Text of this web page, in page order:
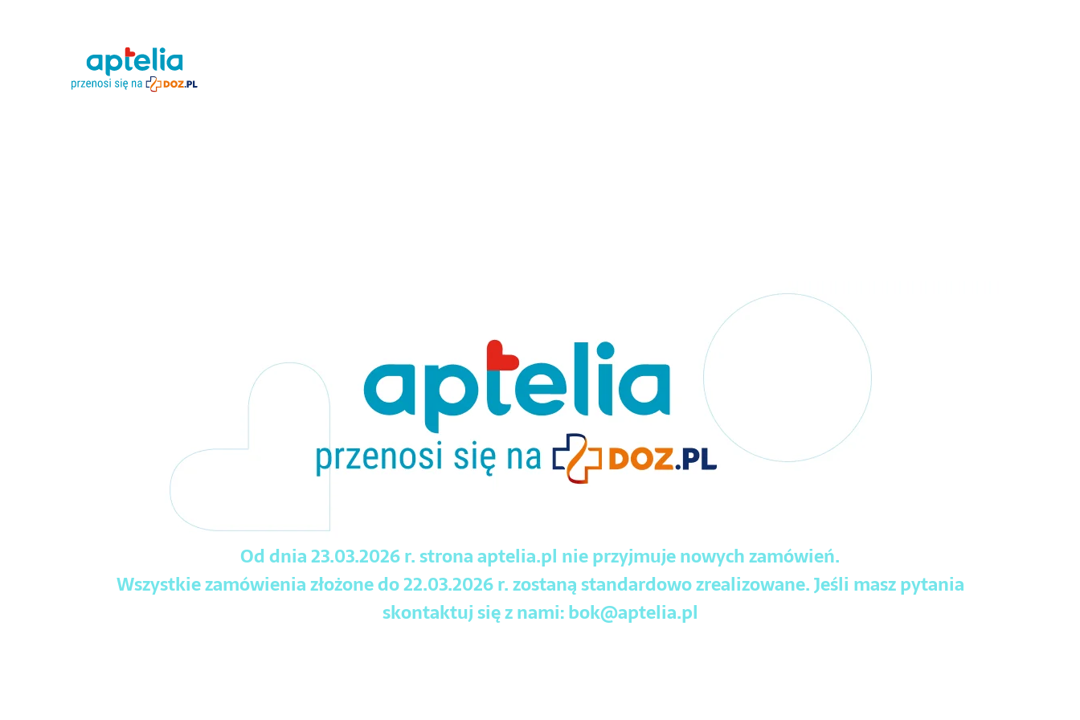
Od dnia 23.03.2026 r. strona aptelia.pl nie przyjmuje nowych zamówień.
Wszystkie zamówienia złożone do 22.03.2026 r. zostaną standardowo zrealizowane. Jeśli masz pytania
skontaktuj się z nami:bok@aptelia.pl